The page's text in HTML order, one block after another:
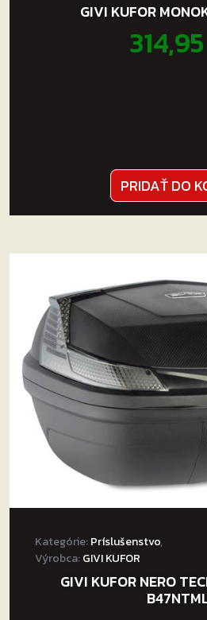
GIVI KUFOR
314,95
PRIDAŤ DO
Kategórie:Príslušenstvo,
Výrobca:GIVI KUFOR
GIVI KUFOR NERO